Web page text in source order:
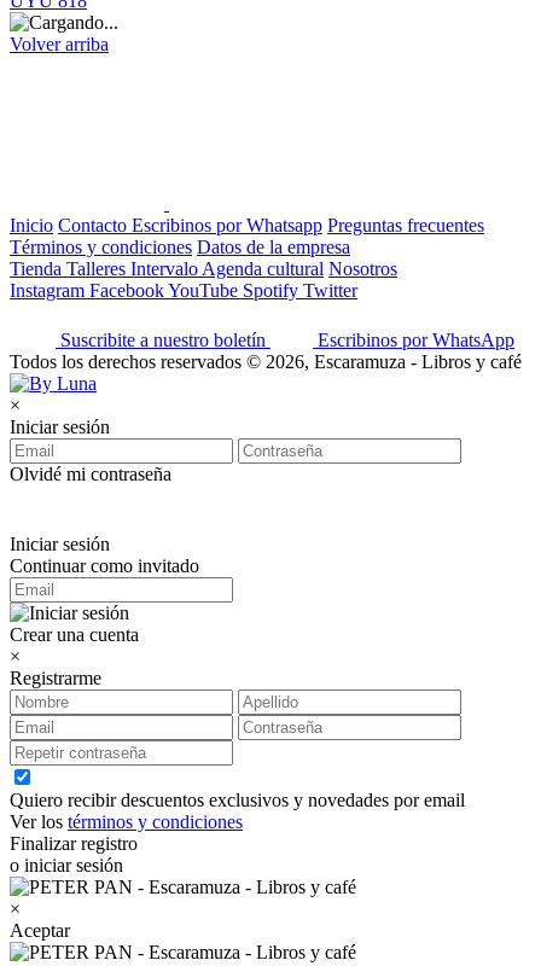
Volver arriba
Inicio Contacto Escribinos por Whatsapp Preguntas frecuentes
Términos y condiciones Datos de la empresa
Tienda Talleres Intervalo Agenda cultural Nosotros
Instagram FacebookYouTube Spotify Twitter
Suscribite a nuestro boletín
Escribinos por WhatsApp
Todos los derechos reservados © 2026, Escaramuza - Libros y café
×
Iniciar sesión
Olvidé mi contraseña
Iniciar sesión
Continuar como invitado
Crear una cuenta
×
Registrarme
Quiero recibir descuentos exclusivos y novedades por email
Ver los términos y condiciones
Finalizar registro
o iniciar sesión
×
Aceptar